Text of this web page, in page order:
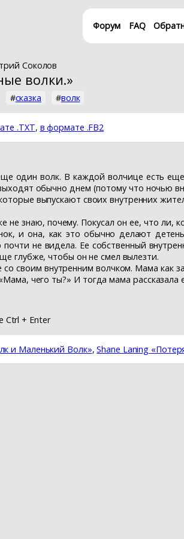
Форум FAQ
Соколов
волки.»
#сказка #волк
.TXT, в формате .FB2
один волк. В каждой волчице есть
обычно днем (потому что ночью
выпускают своих внутренних
знаю, почему. Покусал он ее, что ли,
и она, как это обычно делают
не видела. Ее собственный
глубже, чтобы он не смел вылезти.
своим внутренним волчком. Мама как
чего ты?» И тогда мама
Ctrl + Enter
и Маленький Волк»,Shane Laning